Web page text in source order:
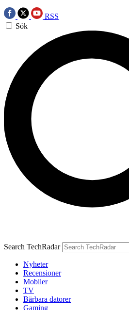
RSS
Sök
Search TechRadar
Nyheter
Recensioner
Mobiler
TV
Bärbara datorer
Gaming